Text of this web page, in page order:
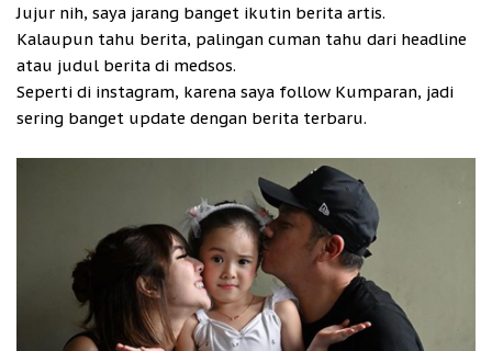
Jujur nih, saya jarang banget ikutin berita artis.
Kalaupun tahu berita, palingan cuman tahu dari headline
atau judul berita di medsos.
Seperti di instagram, karena saya follow Kumparan, jadi
sering banget update dengan berita terbaru.